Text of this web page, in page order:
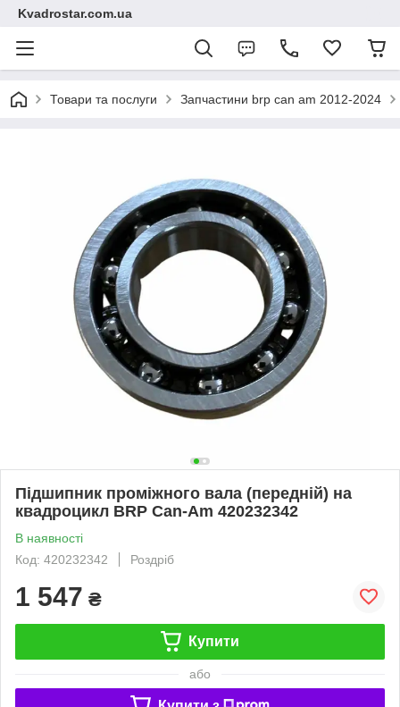
Kvadrostar.com.ua
Товари та послуги Запчастини brp can am 2012-2024
Підшипник проміжного вала (передній) на
квадроцикл BRP Can-Am 420232342
В наявності
Код: 420232342
Роздріб
1 547 ₴
Купити
або